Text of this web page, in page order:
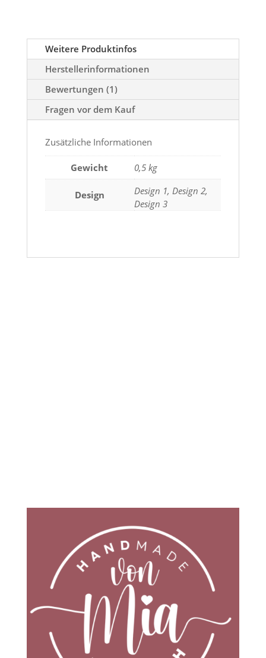
Weitere Produktinfos
Herstellerinformationen
Bewertungen (1)
Fragen vor dem Kauf
Zusätzliche Informationen
Gewicht 0,5 kg
Design
Design 1, Design 2,
Design 3